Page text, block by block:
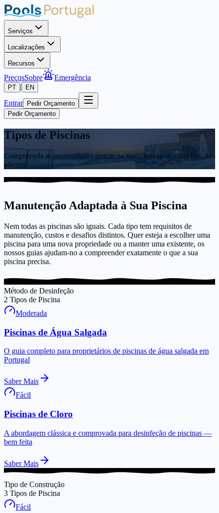
Serviços
Localizações
Recursos
PreçosSobre Emergência
PT | EN
Entrar
Pedir Orçamento
Pedir Orçamento
Tipos de Piscinas
Compreenda as necessidades únicas de manutenção de cada tipo de
piscina
Manutenção Adaptada à Sua Piscina
Nem todas as piscinas são iguais. Cada tipo tem requisitos de
manutenção, custos e desafios distintos. Quer esteja a escolher uma
piscina para uma nova propriedade ou a manter uma existente, os
nossos guias ajudam-no a compreender exatamente o que a sua
piscina precisa.
Método de Desinfeção
2 Tipos de Piscina
Moderada
Piscinas de Água Salgada
O guia completo para proprietários de piscinas de água salgada em
Portugal
Saber Mais
Fácil
Piscinas de Cloro
A abordagem clássica e comprovada para desinfeção de piscinas —
bem feita
Saber Mais
Tipo de Construção
3 Tipos de Piscina
Fácil